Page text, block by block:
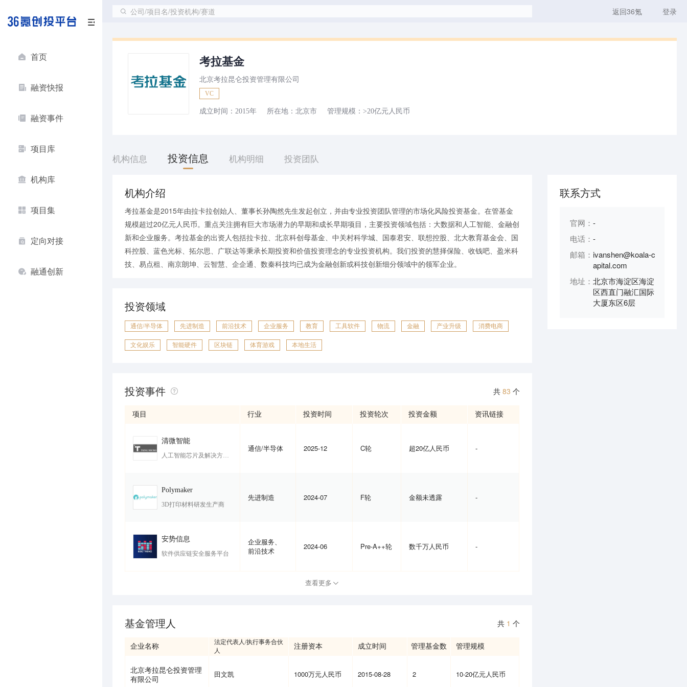
首页
融资快报
融资事件
项目库
机构库
项目集
定向对接
融通创新
公司/项目名/投资机构/赛道 返回36氪 登录
考拉基金
北京考拉昆仑投资管理有限公司
VC
成立时间： 2015年 所在地： 北京市 管理规模： >20亿元人民币
机构信息 投资信息 机构明细 投资团队
机构介绍
考拉基金是2015年由拉卡拉创始人、董事长孙陶然先生发起创立，并由专业投资团队管理的市场化风险投资基金。在管基金
规模超过20亿元人民币。重点关注拥有巨大市场潜力的早期和成长早期项目，主要投资领域包括：大数据和人工智能、金融创
新和企业服务。考拉基金的出资人包括拉卡拉、北京科创母基金、中关村科学城、国泰君安、联想控股、北大教育基金会、国
科控股、蓝色光标、拓尔思、广联达等秉承长期投资和价值投资理念的专业投资机构。我们投资的慧择保险、收钱吧、盈米科
技、易点租、南京朗坤、云智慧、企企通、数秦科技均已成为金融创新或科技创新细分领域中的领军企业。
投资领域
通信/半导体 先进制造 前沿技术 企业服务 教育 工具软件 物流 金融 产业升级 消费电商
文化娱乐 智能硬件 区块链 体育游戏 本地生活
投资事件 共 83 个
项目 行业 投资时间 投资轮次 投资金额 资讯链接
清微智能
人工智能芯片及解决方案提供商
通信/半导体 2025-12 C轮 超20亿人民币 -
Polymaker
3D打印材料研发生产商
先进制造 2024-07 F轮 金额未透露 -
安势信息
软件供应链安全服务平台
企业服务、
前沿技术
2024-06 Pre-A++轮 数千万人民币 -
查看更多
基金管理人 共 1 个
企业名称
法定代表人/执行事务合伙
人
注册资本 成立时间 管理基金数 管理规模
北京考拉昆仑投资管理
有限公司
田文凯 1000万元人民币 2015-08-28 2 10-20亿元人民币
联系方式
官网： -
电话： -
邮箱： ivanshen@koala-c
apital.com
地址： 北京市海淀区海淀
区西直门融汇国际
大厦东区6层